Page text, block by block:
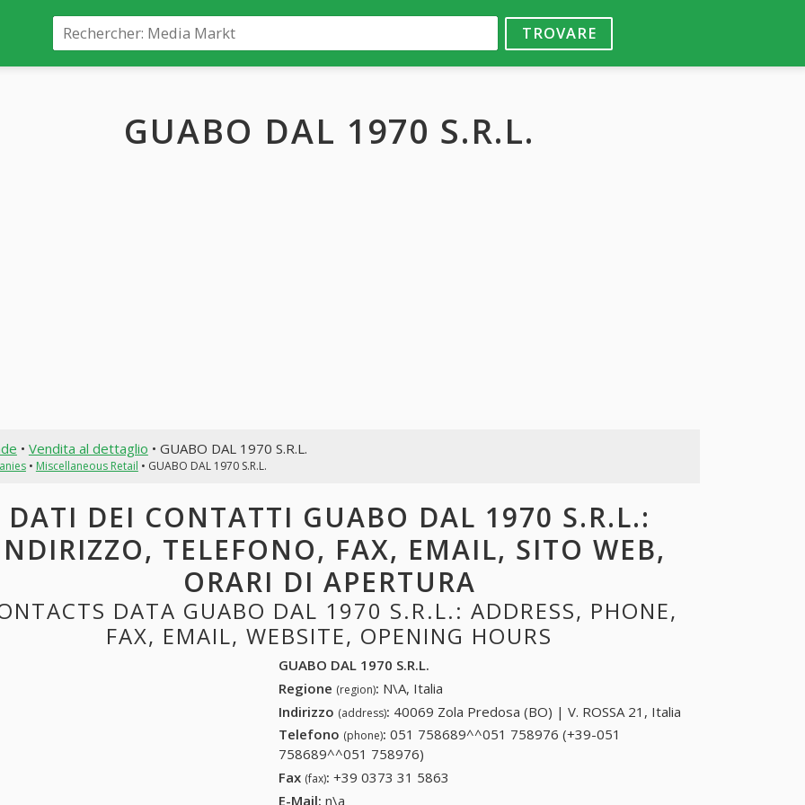
TROVARE
GUABO DAL 1970 S.R.L.
• Vendita al dettaglio • GUABO DAL 1970 S.R.L.
• Miscellaneous Retail • GUABO DAL 1970 S.R.L.
DATI DEI CONTATTI GUABO DAL 1970 S.R.L.:
TELEFONO, FAX, EMAIL, SITO WEB,
ORARI DI APERTURA
DATA GUABO DAL 1970 S.R.L.: ADDRESS, PHONE,
FAX, EMAIL, WEBSITE, OPENING HOURS
GUABO DAL 1970 S.R.L.
Regione (region): N\A, Italia
Indirizzo (address): 40069 Zola Predosa (BO) | V. ROSSA 21, Italia
Telefono (phone): 051 758689^^051 758976 (+39-051
758689^^051 758976)
758689^^051 758976)
Fax (fax): +39 0373 31 5863
E-Mail: n\a